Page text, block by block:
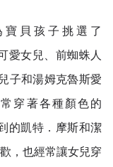
貝孩子挑選了
愛女兒、前蜘蛛人
子和湯姆克魯斯愛
穿著各種顏色的
的凱特．摩斯和潔
，也經常讓女兒穿